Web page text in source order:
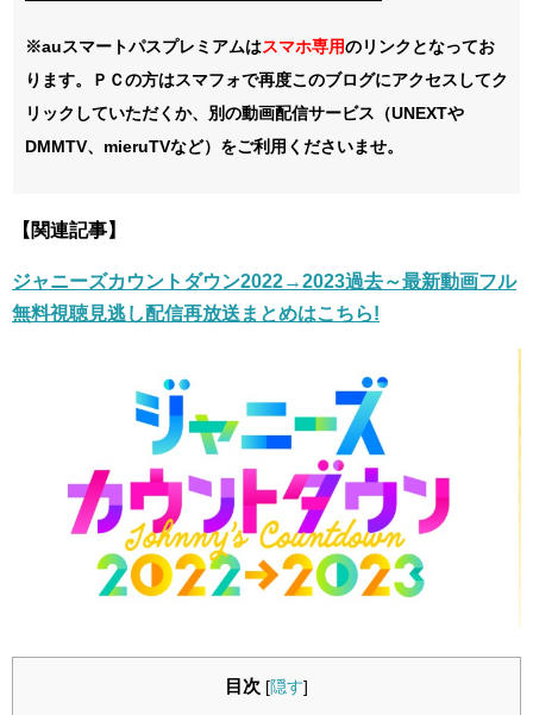
※auスマートパスプレミアムはスマホ専用のリンクとなってお
ります。ＰＣの方はスマフォで再度このブログにアクセスしてク
リックしていただくか、別の動画配信サービス（UNEXTや
DMMTV、mieruTVなど）をご利用くださいませ。
【関連記事】
ジャニーズカウントダウン2022→2023過去～最新動画フル
無料視聴見逃し配信再放送まとめはこちら!
目次 [隠す]